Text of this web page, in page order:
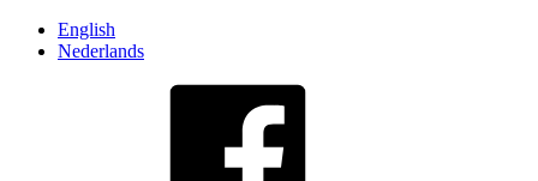
English
Nederlands